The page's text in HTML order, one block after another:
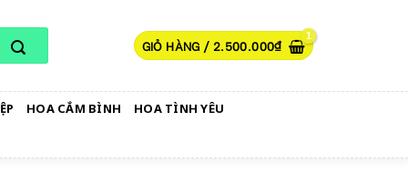
GIỎ HÀNG / 2.500.000₫
HOA CẮM BÌNH HOA TÌNH YÊU